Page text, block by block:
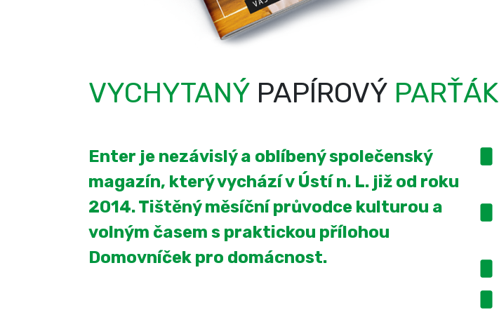
VYCHYTANÝ PAPÍROVÝ PARŤÁK
Enter je nezávislý a oblíbený společenský
magazín, který vychází v Ústí n. L. již od roku
2014. Tištěný měsíční průvodce kulturou a
volným časem s praktickou přílohou
Domovníček pro domácnost.